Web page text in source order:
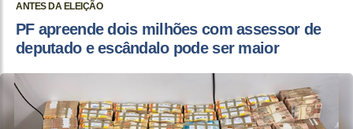
ANTES DA ELEIÇÃO
PF apreende dois milhões com assessor de
deputado e escândalo pode ser maior